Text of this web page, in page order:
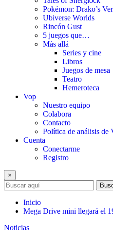
Pokémon: Drako’s
Ubiverse Worlds
Rincón Gust
5 juegos que…
Más allá
Series y cine
Libros
Juegos de mesa
Teatro
Hemeroteca
Vop
Nuestro equipo
Colabora
Contacto
Política de análisis de
Cuenta
Conectarme
Registro
×
Inicio
Mega Drive mini llegará el
Noticias